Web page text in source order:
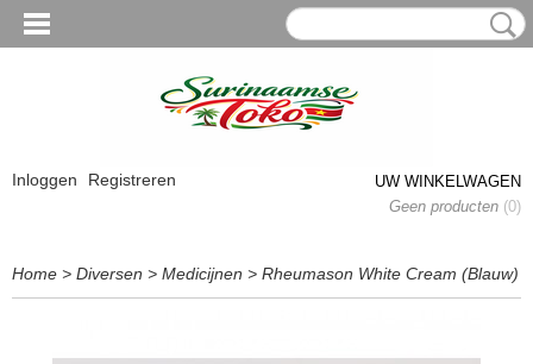
Inloggen Registreren
UW WINKELWAGEN
Geen producten (0)
Home > Diversen > Medicijnen > Rheumason White Cream (Blauw)